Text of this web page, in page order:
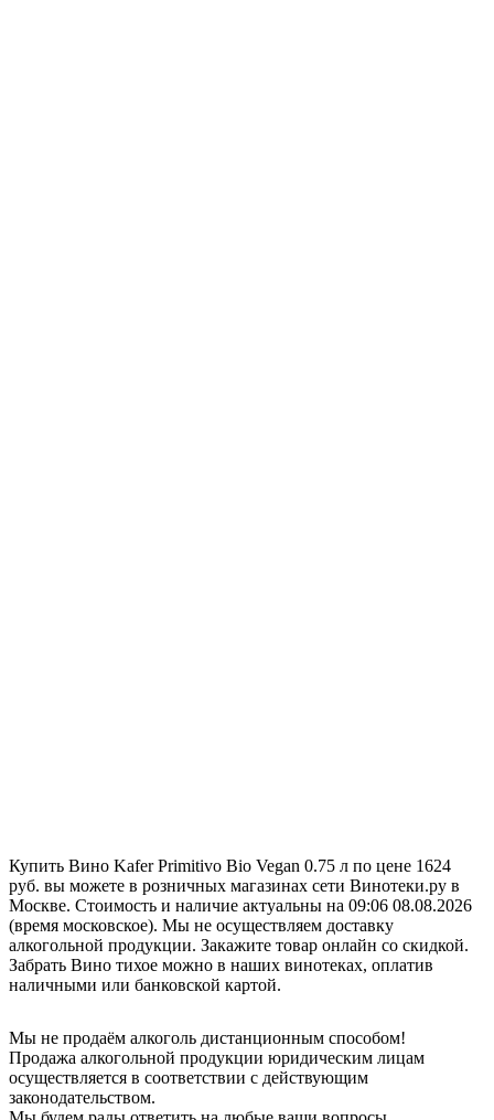
Купить Вино Kafer Primitivo Bio Vegan 0.75 л по цене 1624
руб. вы можете в розничных магазинах сети Винотеки.ру в
Москве. Стоимость и наличие актуальны на 09:06 08.08.2026
(время московское). Мы не осуществляем доставку
алкогольной продукции. Закажите товар онлайн со скидкой.
Забрать Вино тихое можно в наших винотеках, оплатив
наличными или банковской картой.
Мы не продаём алкоголь дистанционным способом!
Продажа алкогольной продукции юридическим лицам
осуществляется в соответствии с действующим
законодательством.